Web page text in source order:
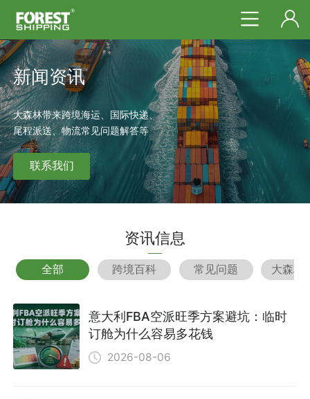
新闻资讯
大森林带来跨境海运、国际快递、
尾程派送、物流常见问题解答等
联系我们
资讯信息
全部 跨境百科 常见问题 大森林
意大利FBA空派旺季方案避坑：临时
订舱为什么容易多花钱
2026-08-06